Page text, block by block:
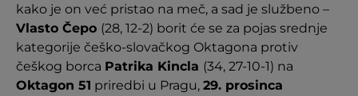
kako je on već pristao na meč, a sad je službeno –
Vlasto Čepo (28, 12-2) borit će se za pojas srednje
kategorije češko-slovačkog Oktagona protiv
češkog borca Patrika Kincla (34, 27-10-1) na
Oktagon 51 priredbi u Pragu, 29. prosinca